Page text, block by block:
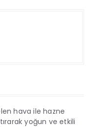
hava ile hazne
yoğun ve etkili